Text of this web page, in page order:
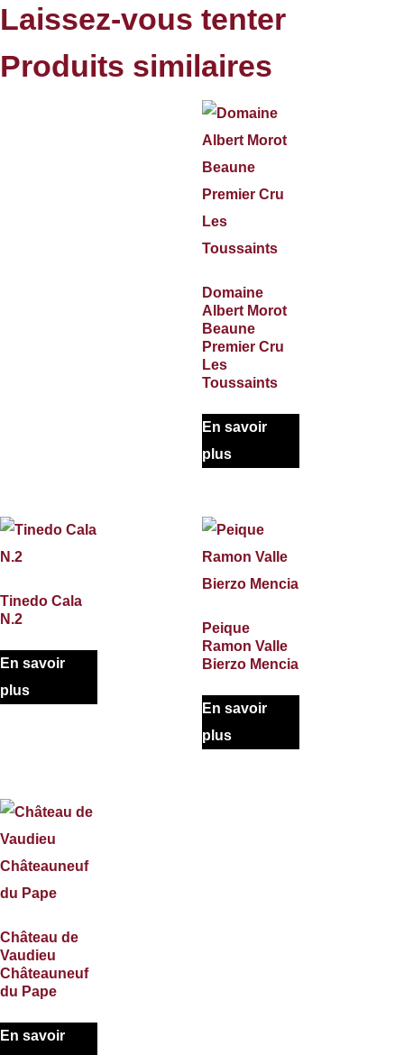
Laissez-vous tenter
Produits similaires
Domaine
Albert Morot
Beaune
Premier Cru
Les
Toussaints
En savoir
plus
Tinedo Cala
N.2
En savoir
plus
Peique
Ramon Valle
Bierzo Mencia
En savoir
plus
Château de
Vaudieu
Châteauneuf
du Pape
En savoir